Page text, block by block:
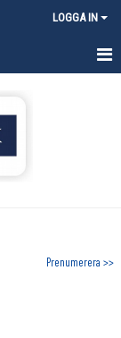
LOGGA IN
Prenumerera >>